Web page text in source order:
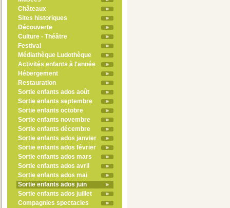
Châteaux
Sites historiques
Découverte
Culture - Théâtre
Festival
Médiathèque Ludothèque
Activités enfants à l'année
Hébergement
Restauration
Sortie enfants ados août
Sortie enfants septembre
Sortie enfants octobre
Sortie enfants novembre
Sortie enfants décembre
Sortie enfants ados janvier
Sortie enfants ados février
Sortie enfants ados mars
Sortie enfants ados avril
Sortie enfants ados mai
Sortie enfants ados juin
Sortie enfants ados juillet
Compagnies spectacles